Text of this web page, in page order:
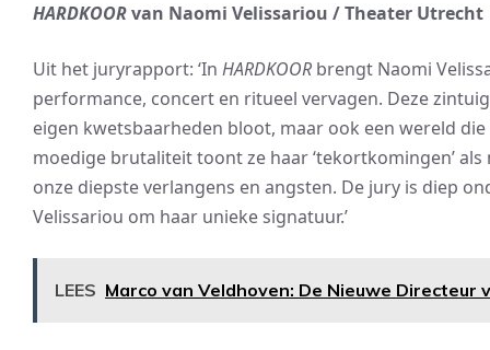
HARDKOORvan Naomi Velissariou / Theater Utrecht
Uit het juryrapport: ‘In HARDKOOR brengt Naomi
performance, concert en ritueel vervagen. Deze
eigen kwetsbaarheden bloot, maar ook een wereld
moedige brutaliteit toont ze haar ‘tekortkomingen’ als
onze diepste verlangens en angsten. De jury is diep
Velissariou om haar unieke signatuur.’
LEES Marco van Veldhoven: De Nieuwe Directeur